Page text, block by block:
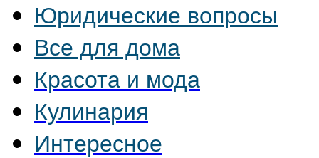
Юридические вопросы
Все для дома
Красота и мода
Кулинария
Интересное